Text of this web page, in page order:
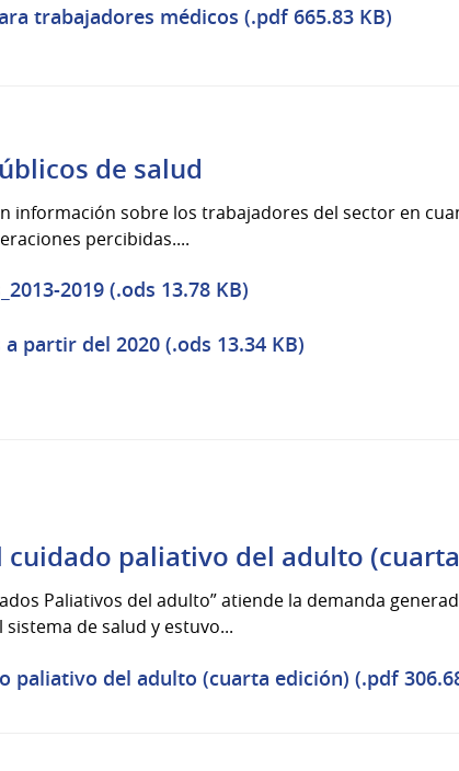
trabajadores médicos (.pdf 665.83 KB)
de salud
información sobre los trabajadores del sector en
percibidas....
2019 (.ods 13.78 KB)
partir del 2020 (.ods 13.34 KB)
paliativo del adulto
Paliativos del adulto” atiende la demanda
de salud y estuvo...
del adulto (cuarta edición) (.pdf